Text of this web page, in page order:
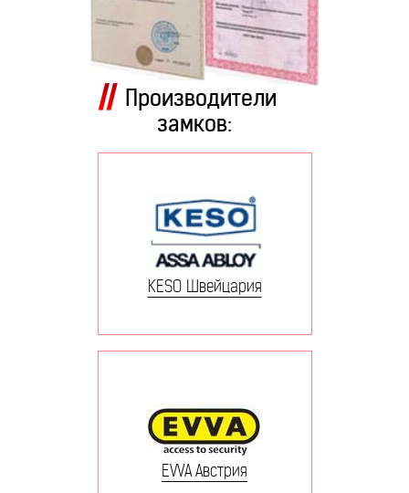
Производители
замков:
KESO Швейцария
EVVA Австрия